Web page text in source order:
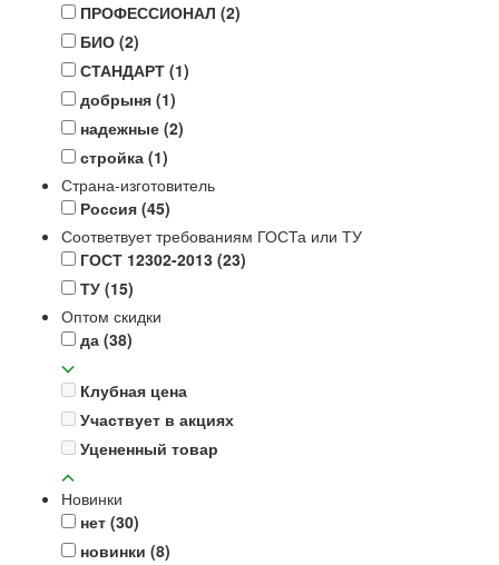
ПРОФЕССИОНАЛ (2)
БИО (2)
СТАНДАРТ (1)
добрыня (1)
надежные (2)
стройка (1)
Страна-изготовитель
Россия (45)
Соответвует требованиям ГОСТа или ТУ
ГОСТ 12302-2013 (23)
ТУ (15)
Оптом скидки
да (38)
Клубная цена
Участвует в акциях
Уцененный товар
Новинки
нет (30)
новинки (8)